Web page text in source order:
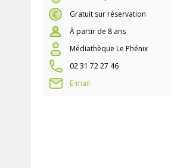
Gratuit sur réservation
À partir de 8 ans
Médiathèque Le Phénix
02 31 72 27 46
E-mail